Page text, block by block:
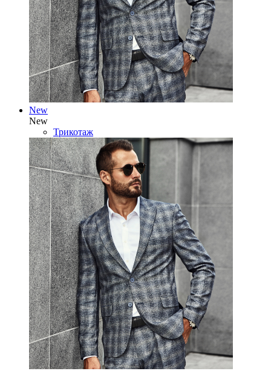
New
New
Трикотаж